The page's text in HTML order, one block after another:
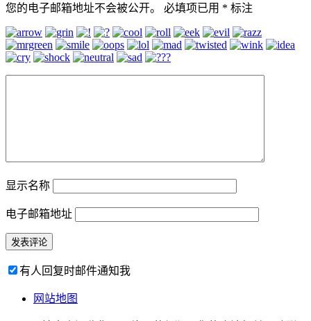
您的电子邮箱地址不会被公开。 必填项已用 * 标注
显示名称
电子邮箱地址
有人回复时邮件通知我
网站地图